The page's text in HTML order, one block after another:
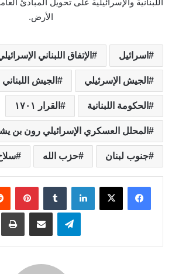
اللبنانية والإسرائيلية على تحويل المبادئ
الأرض.
اسرائيل الإتفاق اللبناني
الجيش الإسرئيلي الجيش اللبناني
الحكومة اللبنانية القرار ١٧٠١
المحلل العسكري الإسرائيلي رون بن
جنوب لبنان حزب الله
لينكدإن
تيلقرام مشاركة عبر البريد